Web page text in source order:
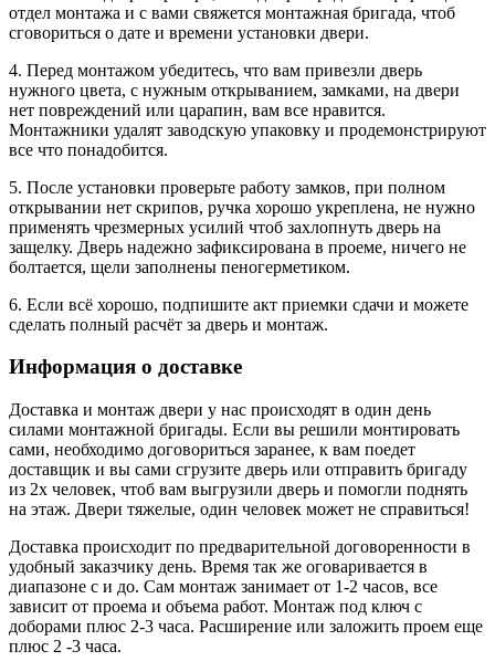
отдел монтажа и с вами свяжется монтажная бригада, чтоб
сговориться о дате и времени установки двери.
4. Перед монтажом убедитесь, что вам привезли дверь
нужного цвета, с нужным открыванием, замками, на двери
нет повреждений или царапин, вам все нравится.
Монтажники удалят заводскую упаковку и продемонстрируют
все что понадобится.
5. После установки проверьте работу замков, при полном
открывании нет скрипов, ручка хорошо укреплена, не нужно
применять чрезмерных усилий чтоб захлопнуть дверь на
защелку. Дверь надежно зафиксирована в проеме, ничего не
болтается, щели заполнены пеногерметиком.
6. Если всё хорошо, подпишите акт приемки сдачи и можете
сделать полный расчёт за дверь и монтаж.
Информация о доставке
Доставка и монтаж двери у нас происходят в один день
силами монтажной бригады. Если вы решили монтировать
сами, необходимо договориться заранее, к вам поедет
доставщик и вы сами сгрузите дверь или отправить бригаду
из 2х человек, чтоб вам выгрузили дверь и помогли поднять
на этаж. Двери тяжелые, один человек может не справиться!
Доставка происходит по предварительной договоренности в
удобный заказчику день. Время так же оговаривается в
диапазоне с и до. Сам монтаж занимает от 1-2 часов, все
зависит от проема и объема работ. Монтаж под ключ с
доборами плюс 2-3 часа. Расширение или заложить проем еще
плюс 2 -3 часа.